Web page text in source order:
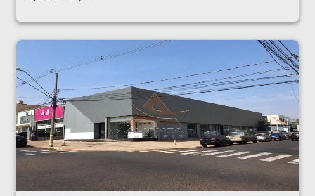
Prédio Comercial - Alto da Boa Vista - Ribeirão Preto